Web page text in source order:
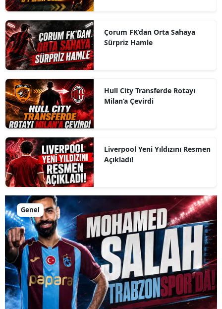
Çorum FK’dan Orta Sahaya
Sürpriz Hamle
Hull City Transferde Rotayı
Milan’a Çevirdi
Liverpool Yeni Yıldızını Resmen
Açıkladı!
Genel